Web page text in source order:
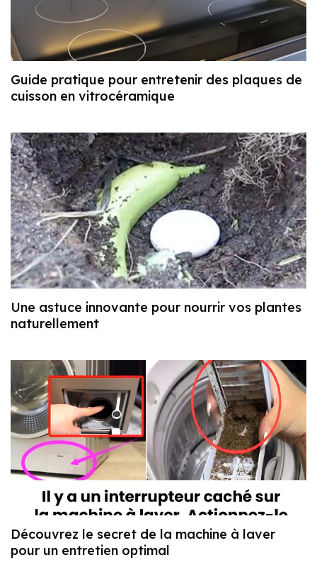
Guide pratique pour entretenir des plaques de
cuisson en vitrocéramique
Une astuce innovante pour nourrir vos plantes
naturellement
Découvrez le secret de la machine à laver
pour un entretien optimal